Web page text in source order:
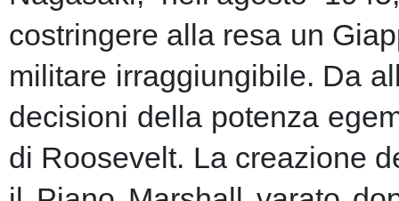
costringere alla resa un
militare irraggiungibile. Da
decisioni della potenza
di Roosevelt. La creazione